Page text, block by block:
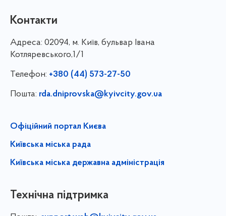
Контакти
Адреса: 02094, м. Київ, бульвар Івана
Котляревського,1/1
Телефон: +380 (44) 573-27-50
Пошта: rda.dniprovska@kyivcity.gov.ua
Офіційний портал Києва
Київська міська рада
Київська міська державна адміністрація
Технічна підтримка